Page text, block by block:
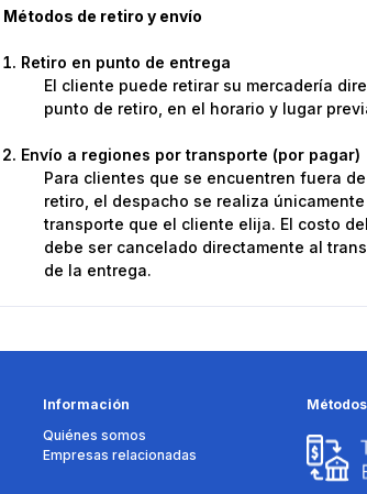
Métodos de retiro y envío
Retiro en punto de entrega
El cliente puede retirar su mercadería
punto de retiro, en el horario y lugar
Envío a regiones por transporte (por pagar)
Para clientes que se encuentren fuera
retiro, el despacho se realiza
transporte que el cliente elija. El costo
debe ser cancelado directamente al
de la entrega.
Información
Quiénes somos
Empresas relacionadas